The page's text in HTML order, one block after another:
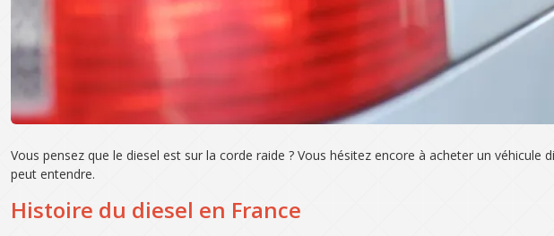
Vous pensez que le diesel est sur la corde raide ? Vous hésitez encore à acheter un
peut entendre.
Histoire du diesel en France